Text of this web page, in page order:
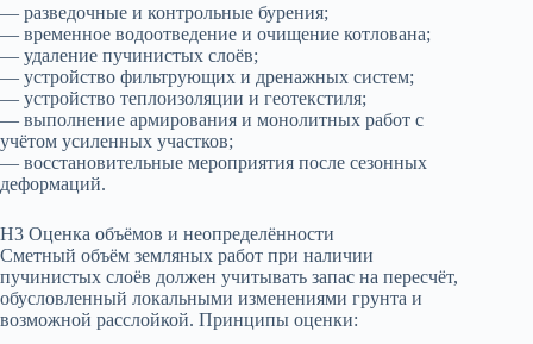
— разведочные и контрольные бурения;
— временное водоотведение и очищение котлована;
— удаление пучинистых слоёв;
— устройство фильтрующих и дренажных систем;
— устройство теплоизоляции и геотекстиля;
— выполнение армирования и монолитных работ с
учётом усиленных участков;
— восстановительные мероприятия после сезонных
деформаций.
H3 Оценка объёмов и неопределённости
Сметный объём земляных работ при наличии
пучинистых слоёв должен учитывать запас на пересчёт,
обусловленный локальными изменениями грунта и
возможной расслойкой. Принципы оценки: